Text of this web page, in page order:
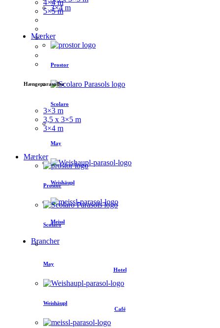
3×4 m
Mærker
Prostor
Scolaro
May
Weishäupl
Meissl
Brancher
Hotel
Café
4×4 m
5×5 m
Hængeparasoller
3×3 m
3,5 x 3×5 m
3×4 m
Mærker
Prostor
Scolaro
May
Weishäupl